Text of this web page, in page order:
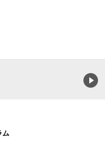
ム